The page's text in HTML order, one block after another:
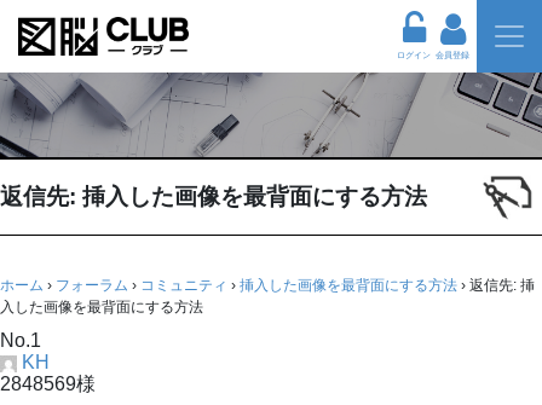
ログイン 会員登録
返信先: 挿入した画像を最背面にする方法
ホーム › フォーラム › コミュニティ › 挿入した画像を最背面にする方法 › 返信先: 挿
入した画像を最背面にする方法
No.1
KH
2848569様